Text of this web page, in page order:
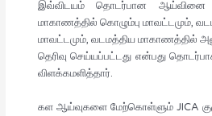
இவ்விடயம் தொடர்பான ஆய்வினை
மாகாணத்தில் கொழும்பு மாவட்டமும்,
மாவட்டமும், வடமத்திய மாகாணத்தில்
தெரிவு செய்யப்பட்டது என்பது
விளக்கமளித்தார்.
கள ஆய்வுகளை மேற்கொள்ளும் JICA